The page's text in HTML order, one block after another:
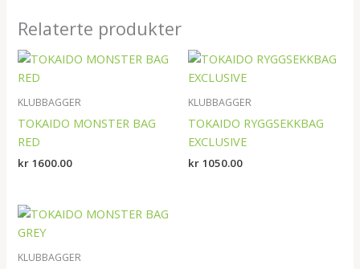
Relaterte produkter
KLUBBAGGER
TOKAIDO MONSTER BAG
RED
kr 1600.00
KLUBBAGGER
TOKAIDO RYGGSEKKBAG
EXCLUSIVE
kr 1050.00
KLUBBAGGER